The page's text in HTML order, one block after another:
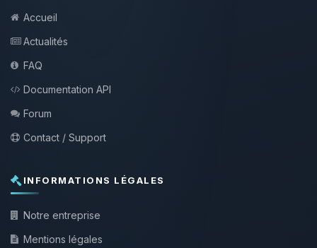
Accueil
Actualités
FAQ
Documentation API
Forum
Contact / Support
INFORMATIONS LÉGALES
Notre entreprise
Mentions légales